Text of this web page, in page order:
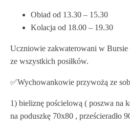
Obiad od 13.30 – 15.30
Kolacja od 18.00 – 19.30
Uczniowie zakwaterowani w
ze wszystkich posiłków.
✅️Wychowankowie przywożą ze
1) bieliznę pościelową ( poszwa na
na poduszkę 70x80 , prześcieradło